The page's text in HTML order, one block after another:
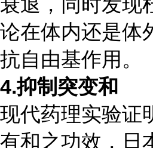
论在体内还是体
抗自由基作用。
4.抑制突变和
现代药理实验证
有和之功效， 日